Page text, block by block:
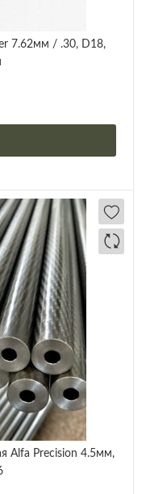
7.62мм / .30, D18,
Alfa Precision 4.5мм,